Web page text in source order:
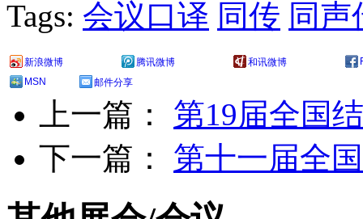
Tags: 会议口译 同传 同声
新浪微博 腾讯微博 和讯微博
MSN
邮件分享
上一篇： 第19届全国
下一篇： 第十一届全